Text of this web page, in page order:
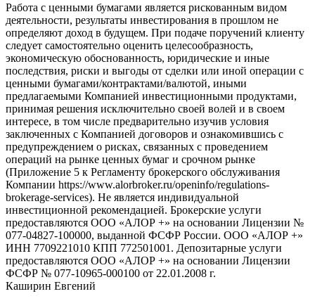
Работа с ценными бумагами является рискованным видом
деятельности, результаты инвестирования в прошлом не
определяют доход в будущем. При подаче поручений клиенту
следует самостоятельно оценить целесообразность,
экономическую обоснованность, юридические и иные
последствия, риски и выгоды от сделки или иной операции с
ценными бумагами/контрактами/валютой, иными
предлагаемыми Компанией инвестиционными продуктами,
принимая решения исключительно своей волей и в своем
интересе, в том числе предварительно изучив условия
заключенных с Компанией договоров и ознакомившись с
предупреждением о рисках, связанных с проведением
операций на рынке ценных бумаг и срочном рынке
(Приложение 5 к Регламенту брокерского обслуживания
Компании https://www.alorbroker.ru/openinfo/regulations-
brokerage-services). Не является индивидуальной
инвестиционной рекомендацией. Брокерские услуги
предоставляются ООО «АЛОР +» на основании Лицензии №
077-04827-100000, выданной ФСФР России. ООО «АЛОР +»
ИНН 7709221010 КПП 772501001. Депозитарные услуги
предоставляются ООО «АЛОР +» на основании Лицензии
ФСФР № 077-10965-000100 от 22.01.2008 г.
Каширин Евгений